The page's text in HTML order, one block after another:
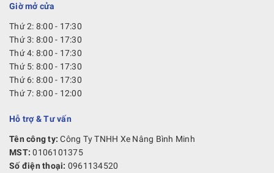
Giờ mở cửa
Thứ 2: 8:00 - 17:30
Thứ 3: 8:00 - 17:30
Thứ 4: 8:00 - 17:30
Thứ 5: 8:00 - 17:30
Thứ 6: 8:00 - 17:30
Thứ 7: 8:00 - 12:00
Hỗ trợ & Tư vấn
Tên công ty: Công Ty TNHH Xe Nâng Bình Minh
MST: 0106101375
Số điện thoại: 0961134520